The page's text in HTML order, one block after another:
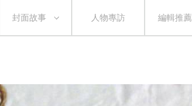
封面故事 人物專訪 編輯推薦